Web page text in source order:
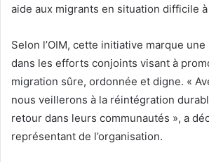
aide aux migrants en situation difficile à
Selon l’OIM, cette initiative marque
dans les efforts conjoints visant à
migration sûre, ordonnée et digne. «
nous veillerons à la réintégration
retour dans leurs communautés », a
représentant de l’organisation.